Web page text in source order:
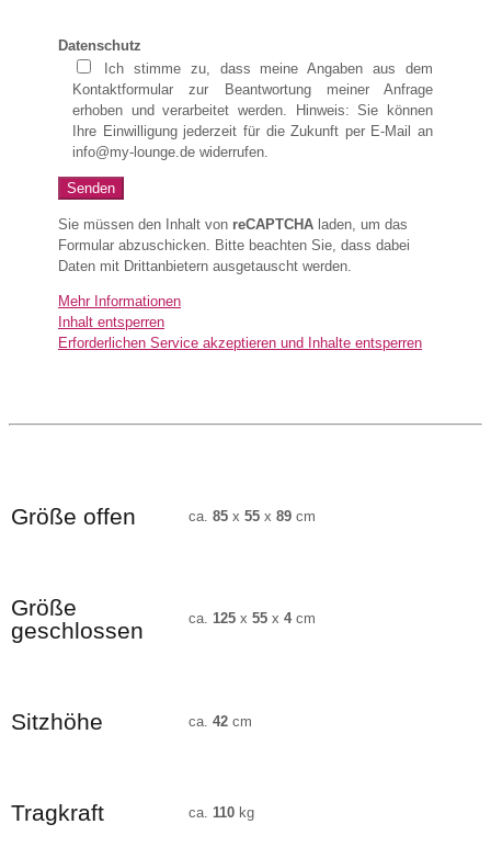
Datenschutz
Ich stimme zu, dass meine Angaben aus dem
Kontaktformular zur Beantwortung meiner Anfrage
erhoben und verarbeitet werden. Hinweis: Sie können
Ihre Einwilligung jederzeit für die Zukunft per E-Mail an
info@my-lounge.de widerrufen.
Sie müssen den Inhalt von reCAPTCHA laden, um das
Formular abzuschicken. Bitte beachten Sie, dass dabei
Daten mit Drittanbietern ausgetauscht werden.
Mehr Informationen
Inhalt entsperren
Erforderlichen Service akzeptieren und Inhalte entsperren
Größe offen ca. 85 x 55 x 89 cm
Größe
geschlossen
ca. 125 x 55 x 4cm
Sitzhöhe ca. 42 cm
Tragkraft ca. 110 kg